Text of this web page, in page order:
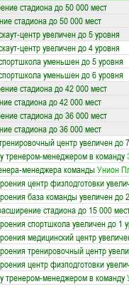
стадиона до 50 000 мест
стадиона до 50 000 мест
центр увеличен до 5 уровня
центр увеличен до 4 уровня
уменьшен до 5 уровня
уменьшен до 6 уровня
стадиона до 42 000 мест
стадиона до 42 000 мест
стадиона до 36 000 мест
стадиона до 36 000 мест
центр увеличен до
тренером-менеджером в команду
менеджера командыУнион
центр физподготовки
база команды увеличен до
стадиона до 15 000
спортшкола увеличен до 1
медицинский центр
тренировочный центр
центр физподготовки
тренером-менеджером в команду